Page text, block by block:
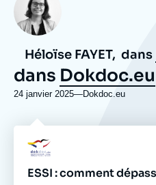
Logo
ESSI : comment
Héloïse FAYET, dans
dans Dokdoc.eu
24 janvier 2025—Nom
Dokdoc.eu